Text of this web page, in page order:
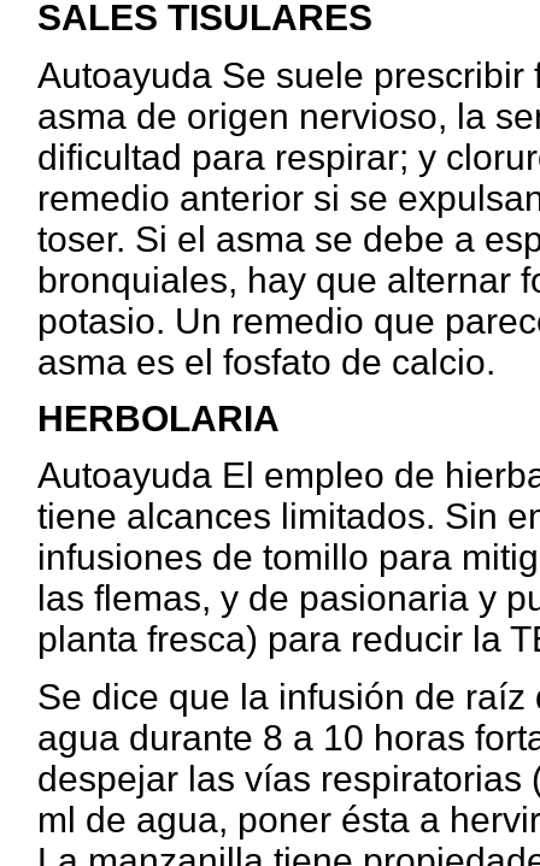
SALES TISULARES
Autoayuda Se suele
asma de origen nervioso, la
dificultad para respirar; y
remedio anterior si se
toser. Si el asma se debe a
bronquiales, hay que alternar
potasio. Un remedio que
asma es el fosfato de calcio.
HERBOLARIA
Autoayuda El empleo de
tiene alcances limitados. Sin
infusiones de tomillo para
las flemas, y de pasionaria y
planta fresca) para reducir la
Se dice que la infusión de
agua durante 8 a 10 horas
despejar las vías
ml de agua, poner ésta a